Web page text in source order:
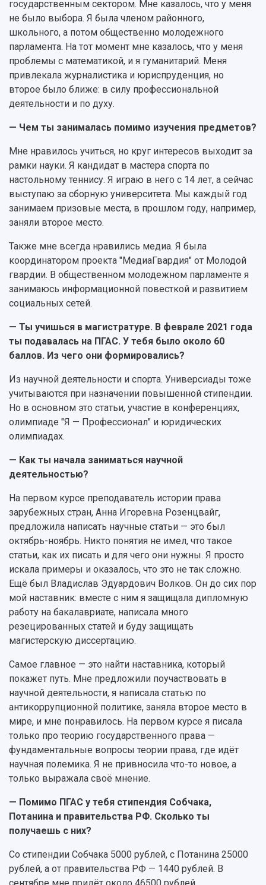
Руководство
Наблюдательный совет
Попечительский совет
Ученый совет
Ректорат
Кадровый резерв
Сотрудники и преподаватели
Заслуженные деятели
Структура университета
Институты и факультеты
Кафедры
Научные подразделения
Отделы и службы
Общественные организации
Институт искусственного интеллекта
Инжиниринговый центр
Аграрный карбоновый полигон
Архив
Фирменный стиль
Устойчивое развитие
Кампус
3D-тур по университету
Музеи
Учебный аэродром
Центр истории авиационных двигателей
Умный дом бабочек
Международный межвузовский кампус
Сведения об образовательной организации
Официальные документы
СМИ об университете
Пресс-центр
Газета "Полет"
Газета "Самарский университет"
Мы в соцсетях
Мультимедиа
Подкасты
Просветительский проект "Одержимы
Аспирантура
Формы обучения
Учебные планы
Дополнительное образование
Институты и факультеты
Образовательные программы
Профессорско-преподавательский состав
Расписание занятий
Стипендии
Тестирование иностранных граждан на
знание русского языка, истории России и
основ законодательства РФ
Платные образовательные услуги
Скидки на обучение
Подготовительные курсы
Видеолекции
Конкурс на замещение должностей научных
работников
Научно-технический совет
Научные проекты и темы
Аспирантура и докторантура
Научно-исследовательские подразделения
Структурная схема управления научно-
исследовательской деятельностью
Материальная база
Подразделения научного обслуживания
Организационные документы
Результаты научно-исследовательской
деятельности
Научно-технические разработки
Конкурсы научных проектов и грантов
Областной конкурс "Молодой учёный"
Отчеты о научно-исследовательской
деятельности
Журналы Самарского университета
Патенты
Публикации и издания
Отчеты о проведенных конференциях
государственным сектором. Мне казалось, что у меня
не было выбора. Я была членом районного,
школьного, а потом общественно молодежного
парламента. На тот момент мне казалось, что у меня
проблемы с математикой, и я гуманитарий. Меня
привлекала журналистика и юриспруденция, но
второе было ближе: в силу профессиональной
деятельности и по духу.
— Чем ты занималась помимо изучения предметов?
Мне нравилось учиться, но круг интересов выходит за
рамки науки. Я кандидат в мастера спорта по
настольному теннису. Я играю в него с 14 лет, а сейчас
выступаю за сборную университета. Мы каждый год
занимаем призовые места, в прошлом году, например,
заняли второе место.
Также мне всегда нравились медиа. Я была
координатором проекта "МедиаГвардия" от Молодой
гвардии. В общественном молодежном парламенте я
занимаюсь информационной повесткой и развитием
социальных сетей.
— Ты учишься в магистратуре. В феврале 2021 года
ты подавалась на ПГАС. У тебя было около 60
баллов. Из чего они формировались?
Из научной деятельности и спорта. Универсиады тоже
учитываются при назначении повышенной стипендии.
Но в основном это статьи, участие в конференциях,
олимпиаде "Я — Профессионал" и юридических
олимпиадах.
— Как ты начала заниматься научной
деятельностью?
На первом курсе преподаватель истории права
зарубежных стран, Анна Игоревна Розенцвайг,
предложила написать научные статьи — это был
октябрь-ноябрь. Никто понятия не имел, что такое
статьи, как их писать и для чего они нужны. Я просто
искала примеры и оказалось, что это не так сложно.
Ещё был Владислав Эдуардович Волков. Он до сих пор
мой наставник: вместе с ним я защищала дипломную
работу на бакалавриате, написала много
резецированных статей и буду защищать
магистерскую диссертацию.
Самое главное — это найти наставника, который
покажет путь. Мне предложили поучаствовать в
научной деятельности, я написала статью по
антикоррупционной политике, заняла второе место в
мире, и мне понравилось. На первом курсе я писала
только про теорию государственного права —
фундаментальные вопросы теории права, где идёт
научная полемика. Я не привносила что-то новое, а
только выражала своё мнение.
— Помимо ПГАС у тебя стипендия Собчака,
Потанина и правительства РФ. Сколько ты
получаешь с них?
Со стипендии Собчака 5000 рублей, с Потанина 25000
рублей, а от правительства РФ — 1440 рублей. В